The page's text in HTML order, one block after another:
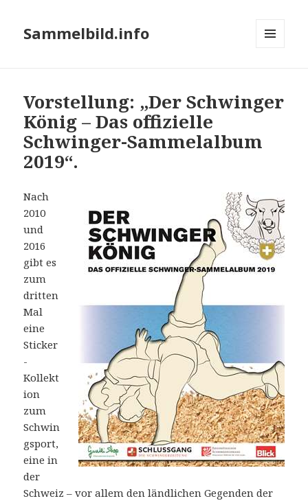
Sammelbild.info
Vorstellung: „Der Schwinger
König – Das offizielle
Schwinger-Sammelalbum
2019“.
Nach
2010
und
2016
gibt es
zum
dritten
Mal
eine
Sticker
-
Kollekt
ion
zum
Schwin
gsport,
eine in
der
Schweiz – vor allem den ländlichen Gegenden der